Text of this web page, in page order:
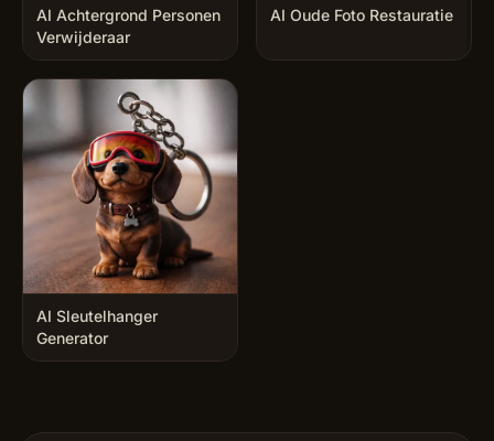
AI Achtergrond Personen
Verwijderaar
AI Oude Foto Restauratie
AI Sleutelhanger
Generator